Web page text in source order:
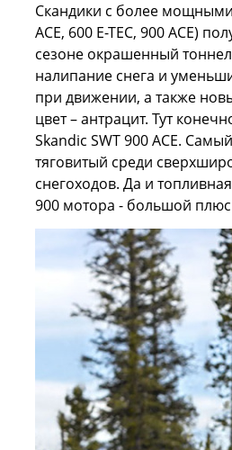
Скандики с более
АСЕ, 600 Е-ТЕС, 900 АСЕ)
сезоне окрашенный
налипание снега и
при движении, а также
цвет – антрацит. Тут
Skandic SWT 900 АСЕ.
тяговитый среди
снегоходов. Да и
900 мотора - большой